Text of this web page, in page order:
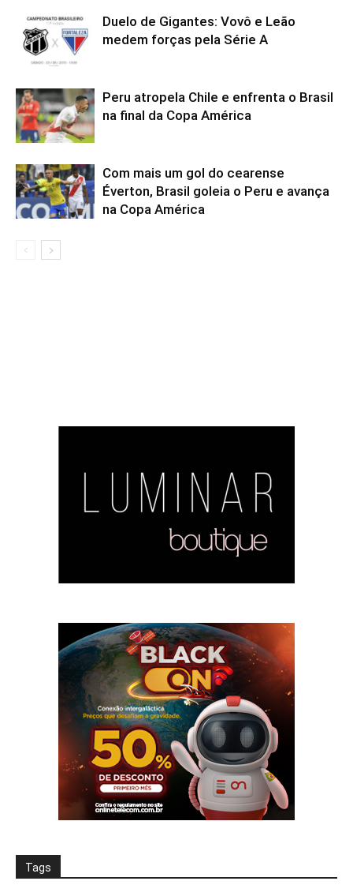
Duelo de Gigantes: Vovô e Leão
medem forças pela Série A
Peru atropela Chile e enfrenta o Brasil
na final da Copa América
Com mais um gol do cearense
Éverton, Brasil goleia o Peru e avança
na Copa América
Tags